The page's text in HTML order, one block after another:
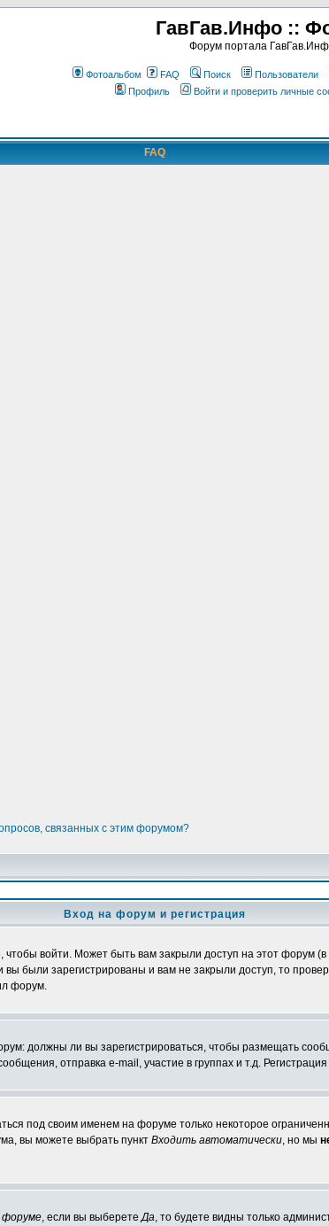
ГавГав.Инфо ::
Форум портала
Фотоальбом FAQ Поиск Пользователи
Профиль
Войти и проверить личные
FAQ
связанных с этим форумом?
Вход на форум и регистрация
войти. Может быть вам закрыли доступ на этот форум
были зарегистрированы и вам не закрыли доступ, то
форум.
должны ли вы зарегистрироваться, чтобы размещать
отправка e-mail, участие в группах и т.д.
под своим именем на форуме только некоторое
вы можете выбрать пункт Входить автоматически, но мы
форуме, если вы выберетеДа, то будете видны только